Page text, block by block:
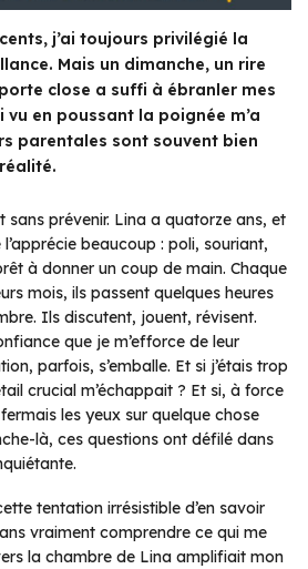
j’ai toujours privilégié la
Mais un dimanche, un rire
close a suffi à ébranler mes
vu en poussant la poignée m’a
parentales sont souvent bien
sans prévenir. Lina a quatorze ans, et
beaucoup : poli, souriant,
à donner un coup de main. Chaque
mois, ils passent quelques heures
Ils discutent, jouent, révisent.
que je m’efforce de leur
parfois, s’emballe. Et si j’étais trop
crucial m’échappait ? Et si, à force
les yeux sur quelque chose
là, ces questions ont défilé dans
tentation irrésistible d’en savoir
vraiment comprendre ce qui me
la chambre de Lina amplifiait mon